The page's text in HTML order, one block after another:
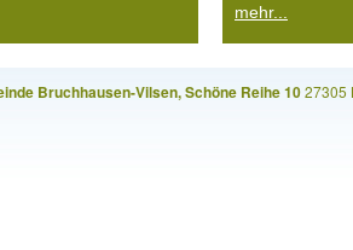
mehr...
Bruchhausen-Vilsen, Schöne Reihe 1027305